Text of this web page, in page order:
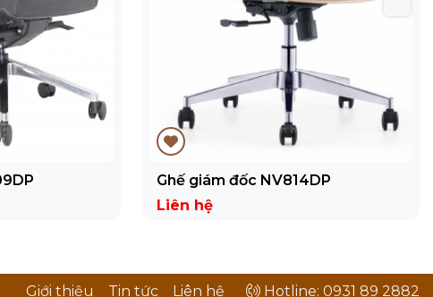
Ghế giám đốc NV814DP
Liên hệ
Giới thiệu Tin tức Liên hệ Hotline: 0931 89 2882